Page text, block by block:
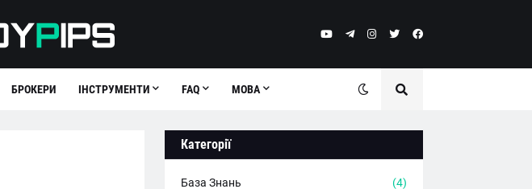
БРОКЕРИ ІНСТРУМЕНТИ FAQ МОВА
Категорії
База Знань (4)